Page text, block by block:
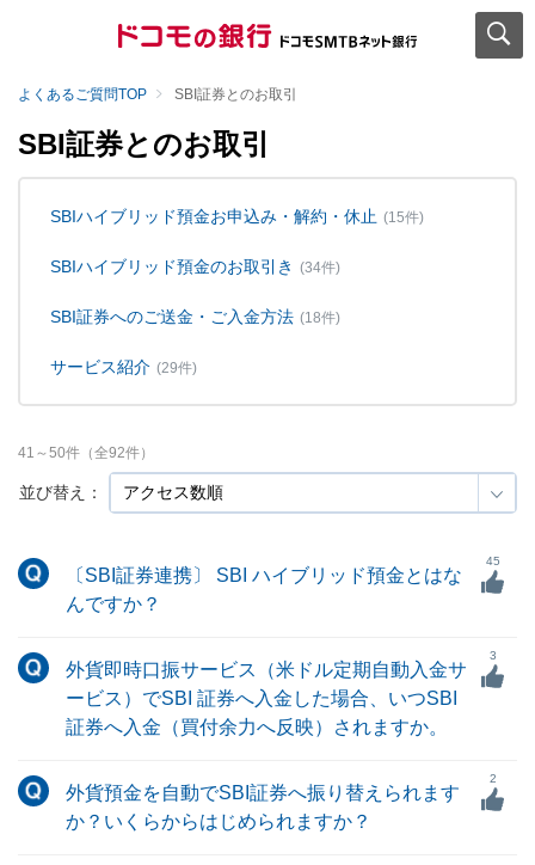
よくあるご質問TOP SBI証券とのお取引
SBI証券とのお取引
SBIハイブリッド預金お申込み・解約・休止 (15件)
SBIハイブリッド預金のお取引き (34件)
SBI証券へのご送金・ご入金方法 (18件)
サービス紹介 (29件)
並び替え：
41 ～50件（全92件）
〔SBI証券連携〕 SBI ハイブリッド預金とはな
んですか？
45
外貨即時口振サービス（米ドル定期自動入金サ
ービス）でSBI 証券へ入金した場合、いつSBI
証券へ入金（買付余力へ反映）されますか。
3
外貨預金を自動でSBI証券へ振り替えられます
か？いくらからはじめられますか？
2